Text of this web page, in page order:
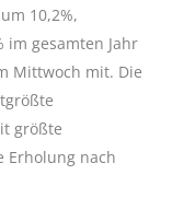
10,2%,
im gesamten Jahr
Mittwoch mit. Die
größte
Erholung nach